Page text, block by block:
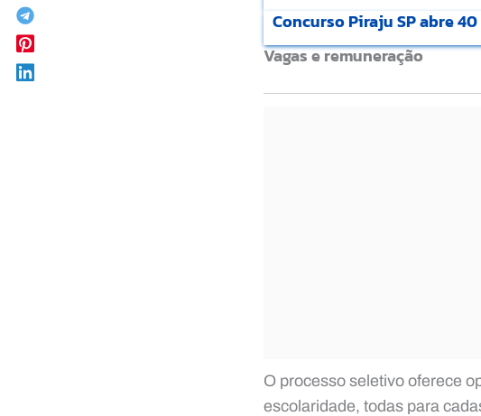
Concurso Piraju SP abre
Vagas e remuneração
O processo seletivo oferece
escolaridade, todas para